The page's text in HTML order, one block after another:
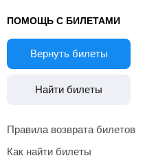
ПОМОЩЬ С БИЛЕТАМИ
Вернуть билеты
Найти билеты
Правила возврата билетов
Как найти билеты